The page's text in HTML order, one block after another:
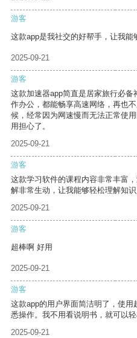
游客
这款app是我社交的好帮手，让我能
2025-09-21
游客
这款加速器app简直是居家旅行必
作办公，都能畅享高速网络，再也
候，经常因为网速慢而无法正常使
用担心了。
2025-09-21
游客
这款学习软件的课程内容非常丰富
解非常生动，让我能够轻松理解知识
2025-09-21
游客
超棒啊 好用
2025-09-21
游客
这款app的用户界面简洁明了，使
悉操作。我不用看说明书，就可以轻
2025-09-21